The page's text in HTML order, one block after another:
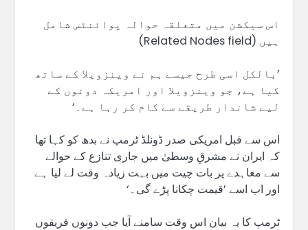
اس سیکشن میں متعلقہ حوالہ پوائنٹس شامل
ہیں (Related Nodes field)
’بالکل اسی طرح جیسے ہم نے وینزویلا کے ساتھ
کیا ہے، جو وینزویلا اور امریکہ دونوں کے
لیے شاندار طریقے سے کام کر رہا ہے۔‘
اس سے قبل امریکی صدر ڈونلڈ ٹرمپ نے بدھ کو کہا تھا
کہ ایران نے مشرقِ وسطیٰ میں جاری تنازع کے حوالے
سے معاہدے پر بات چیت میں بہت زیادہ وقت لے لیا ہے
اور اب اسے ’قیمت چکانا پڑے گی۔‘
ٹرمپ کا یہ بیان اس وقت سامنے آیا جب دونوں فریقوں